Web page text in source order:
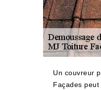
Un couvreur
Façades